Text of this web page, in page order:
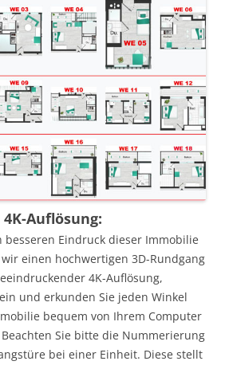
Auflösung:
besseren Eindruck dieser Immobilie
einen hochwertigen 3D-Rundgang
4K-Auflösung,
und erkunden Sie jeden Winkel
bequem von Ihrem Computer
Sie bitte die Nummerierung
bei einer Einheit. Diese stellt